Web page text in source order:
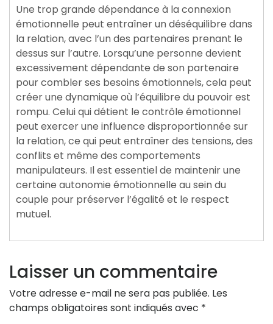
Une trop grande dépendance à la connexion
émotionnelle peut entraîner un déséquilibre dans
la relation, avec l’un des partenaires prenant le
dessus sur l’autre. Lorsqu’une personne devient
excessivement dépendante de son partenaire
pour combler ses besoins émotionnels, cela peut
créer une dynamique où l’équilibre du pouvoir est
rompu. Celui qui détient le contrôle émotionnel
peut exercer une influence disproportionnée sur
la relation, ce qui peut entraîner des tensions, des
conflits et même des comportements
manipulateurs. Il est essentiel de maintenir une
certaine autonomie émotionnelle au sein du
couple pour préserver l’égalité et le respect
mutuel.
Laisser un commentaire
Votre adresse e-mail ne sera pas publiée. Les
champs obligatoires sont indiqués avec *